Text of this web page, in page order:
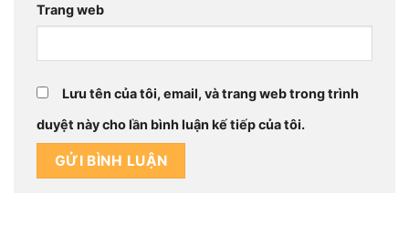
Trang web
Lưu tên của tôi, email, và trang web trong trình
duyệt này cho lần bình luận kế tiếp của tôi.